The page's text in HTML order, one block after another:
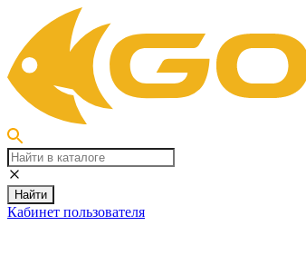
Найти
Кабинет пользователя